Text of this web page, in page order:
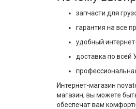
запчасти для
гарантия на все
удобный
доставка по всей
Интернет-магазин
магазин, вы можете
обеспечат вам